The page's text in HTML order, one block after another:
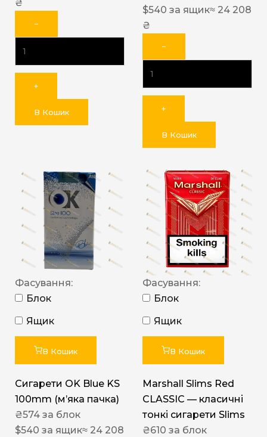
₴
−
+
В Кошик
$540 за ящик≈ 24 208
₴
−
+
В Кошик
Фасування:
Блок
Ящик
В Кошик
Сигарети OK Blue KS
100mm (м’яка пачка)
₴574 за блок
$540 за ящик≈ 24 208
Фасування:
Блок
Ящик
В Кошик
Marshall Slims Red
CLASSIC — класичні
тонкі сигарети Slims
₴610 за блок